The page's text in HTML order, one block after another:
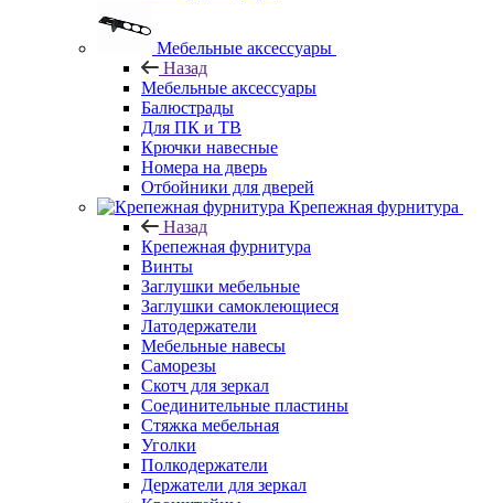
Мебельные аксессуары
Назад
Мебельные аксессуары
Балюстрады
Для ПК и ТВ
Крючки навесные
Номера на дверь
Отбойники для дверей
Крепежная фурнитура
Назад
Крепежная фурнитура
Винты
Заглушки мебельные
Заглушки самоклеющиеся
Латодержатели
Мебельные навесы
Саморезы
Скотч для зеркал
Соединительные пластины
Стяжка мебельная
Уголки
Полкодержатели
Держатели для зеркал